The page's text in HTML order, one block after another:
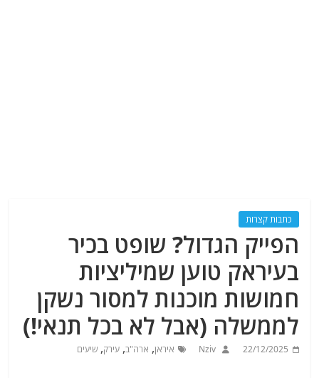
כתבות קצרות
הפייק הגדול? שופט בכיר
בעיראק טוען שמיליציות
חמושות מוכנות למסור נשקן
לממשלה (אבל לא בכל תנאי!)
22/12/2025
Nziv איראן, ארה"ב,עירק,שיעים